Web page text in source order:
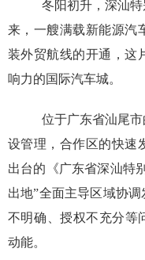
冬阳初升，深汕
来，一艘满载新能源汽
装外贸航线的开通，这
响力的国际汽车城。
位于广东省汕尾
设管理，合作区的快速
出台的《广东省深汕特
出地”全面主导区域协
不明确、授权不充分等
动能。